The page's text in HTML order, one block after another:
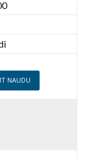
NAUDU